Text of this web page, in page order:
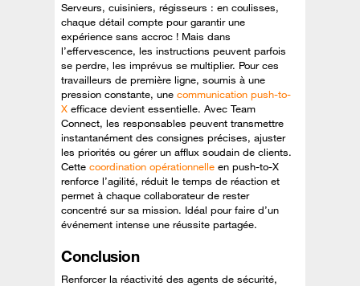
Serveurs, cuisiniers, régisseurs : en coulisses,
chaque détail compte pour garantir une
expérience sans accroc ! Mais dans
l’effervescence, les instructions peuvent parfois
se perdre, les imprévus se multiplier. Pour ces
travailleurs de première ligne, soumis à une
pression constante, une communication push-to-
X efficace devient essentielle. Avec Team
Connect, les responsables peuvent transmettre
instantanément des consignes précises, ajuster
les priorités ou gérer un afflux soudain de clients.
Cette coordination opérationnelle en push-to-X
renforce l’agilité, réduit le temps de réaction et
permet à chaque collaborateur de rester
concentré sur sa mission. Idéal pour faire d’un
événement intense une réussite partagée.
Conclusion
Renforcer la réactivité des agents de sécurité,